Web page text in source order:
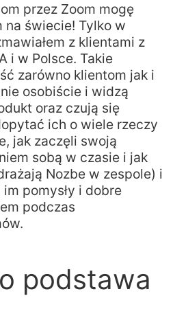
przez Zoom mogę
na świecie! Tylko w
z klientami z
i w Polsce. Takie
zarówno klientom jak i
osobiście i widzą
oraz czują się
ich o wiele rzeczy
jak zaczęli swoją
sobą w czasie i jak
Nozbe w zespole) i
pomysły i dobre
podczas
podstawa